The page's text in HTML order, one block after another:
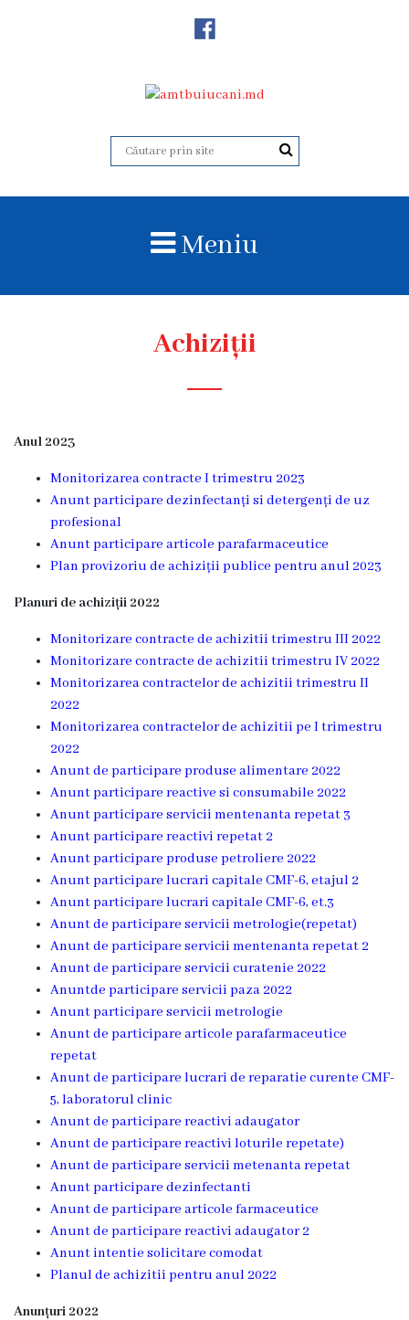
Acreditare
administrativă
Secția
Medicină
de
Familie
1
Secția
Medicină
Familie
2
Centrul
Sănătății
Femeii
AMT
Buiucani
Servicii
Consultative
Specializate
de
Ambulator
Staționar
de
zi
Centrul
Medicilor
de
Familie
nr.4
Medicină
Familie
Servicii
Consultative
Meniu
Achiziții
Anul 2023
Monitorizarea contracte I trimestru 2023
Anunt participare dezinfectanți si detergenți de uz
profesional
Anunt participare articole parafarmaceutice
Plan provizoriu de achiziții publice pentru anul 2023
Planuri de achiziții 2022
Monitorizare contracte de achizitii trimestru III 2022
Monitorizare contracte de achizitii trimestru IV 2022
Monitorizarea contractelor de achizitii trimestru II
2022
Monitorizarea contractelor de achizitii pe I trimestru
2022
Anunt de participare produse alimentare 2022
Anunt participare reactive si consumabile 2022
Anunt participare servicii mentenanta repetat 3
Anunt participare reactivi repetat 2
Anunt participare produse petroliere 2022
Anunt participare lucrari capitale CMF-6, etajul 2
Anunt participare lucrari capitale CMF-6, et.3
Anunt de participare servicii metrologie(repetat)
Anunt de participare servicii mentenanta repetat 2
Anunt de participare servicii curatenie 2022
Anuntde participare servicii paza 2022
Anunt participare servicii metrologie
Anunt de participare articole parafarmaceutice
repetat
Anunt de participare lucrari de reparatie curente CMF-
5, laboratorul clinic
Anunt de participare reactivi adaugator
Anunt de participare reactivi loturile repetate)
Anunt de participare servicii metenanta repetat
Anunt participare dezinfectanti
Anunt de participare articole farmaceutice
Anunt de participare reactivi adaugator 2
Anunt intentie solicitare comodat
Planul de achizitii pentru anul 2022
Anunțuri 2022